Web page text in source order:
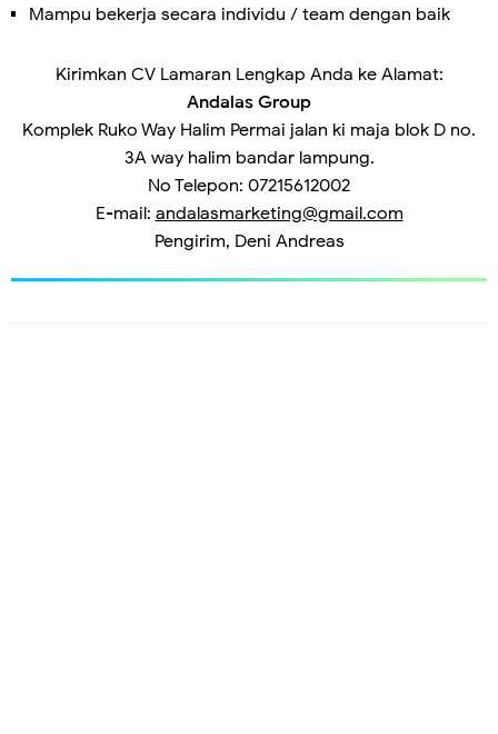
Mampu bekerja secara individu / team dengan baik
Kirimkan CV Lamaran Lengkap Anda ke Alamat:
Andalas Group
Komplek Ruko Way Halim Permai jalan ki maja blok D no.
3A way halim bandar lampung.
No Telepon: 07215612002
E-mail: andalasmarketing@gmail.com
Pengirim, Deni Andreas